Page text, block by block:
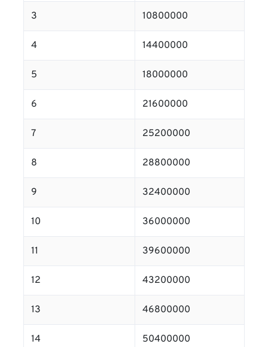
3 10800000
4 14400000
5 18000000
6 21600000
7 25200000
8 28800000
9 32400000
10 36000000
11 39600000
12 43200000
13 46800000
14 50400000